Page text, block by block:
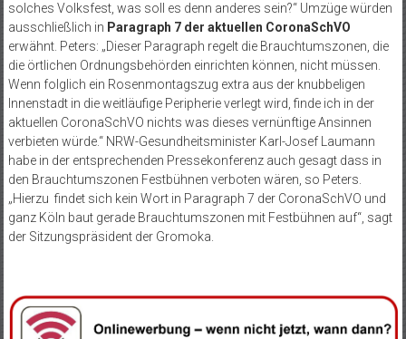
solches Volksfest, was soll es denn anderes sein?“ Umzüge würden
ausschließlich in Paragraph 7 der aktuellen CoronaSchVO
erwähnt. Peters: „Dieser Paragraph regelt die Brauchtumszonen, die
die örtlichen Ordnungsbehörden einrichten können, nicht müssen.
Wenn folglich ein Rosenmontagszug extra aus der knubbeligen
Innenstadt in die weitläufige Peripherie verlegt wird, finde ich in der
aktuellen CoronaSchVO nichts was dieses vernünftige Ansinnen
verbieten würde.“ NRW-Gesundheitsminister Karl-Josef Laumann
habe in der entsprechenden Pressekonferenz auch gesagt dass in
den Brauchtumszonen Festbühnen verboten wären, so Peters.
„Hierzu findet sich kein Wort in Paragraph 7 der CoronaSchVO und
ganz Köln baut gerade Brauchtumszonen mit Festbühnen auf“, sagt
der Sitzungspräsident der Gromoka.